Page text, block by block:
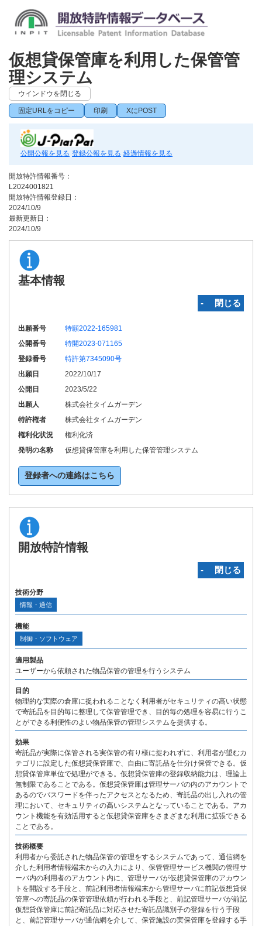
仮想貸保管庫を利用した保管管
理システム
ウインドウを閉じる
固定URLをコピー 印刷 XにPOST
公開公報を見る 登録公報を見る 経過情報を見る
開放特許情報番号：
L2024001821
開放特許情報登録日：
2024/10/9
最新更新日：
2024/10/9
基本情報
‐ 閉じる
出願番号
特願2022-165981
公開番号
特開2023-071165
登録番号
特許第7345090号
出願日
2022/10/17
公開日
2023/5/22
出願人
株式会社タイムガーデン
特許権者
株式会社タイムガーデン
権利化状況
権利化済
発明の名称
仮想貸保管庫を利用した保管管理システム
登録者への連絡はこちら
開放特許情報
‐ 閉じる
技術分野
情報・通信
機能
制御・ソフトウェア
適用製品
ユーザーから依頼された物品保管の管理を行うシステム
目的
物理的な実際の倉庫に捉われることなく利用者がセキュリティの高い状態
で寄託品を目的毎に整理して保管管理でき、目的毎の処理を容易に行うこ
とができる利便性のよい物品保管の管理システムを提供する。
効果
寄託品が実際に保管される実保管の有り様に捉われずに、利用者が望むカ
テゴリに設定した仮想貸保管庫で、自由に寄託品を仕分け保管できる。仮
想貸保管庫単位で処理ができる。仮想貸保管庫の登録収納能力は、理論上
無制限であることである。仮想貸保管庫は管理サーバの内のアカウントで
あるのでパスワードを伴ったアクセスとなるため、寄託品の出し入れの管
理において、セキュリティの高いシステムとなっていることである。アカ
ウント機能を有効活用すると仮想貸保管庫をさまざまな利用に拡張できる
ことである。
技術概要
利用者から委託された物品保管の管理をするシステムであって、通信網を
介した利用者情報端末からの入力により、保管管理サービス機関の管理サ
ーバ内の利用者のアカウント内に、管理サーバが仮想貸保管庫のアカウン
トを開設する手段と、前記利用者情報端末から管理サーバに前記仮想貸保
管庫への寄託品の保管管理依頼が行われる手段と、前記管理サーバが前記
仮想貸保管庫に前記寄託品に対応させた寄託品識別子の登録を行う手段
と、前記管理サーバが通信網を介して、保管施設の実保管庫を登録する手